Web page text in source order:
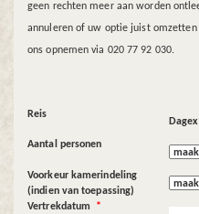
geen rechten meer aan worden
annuleren of uw optie juist
ons opnemen via 020 77 92 030.
Reis
Aantal personen
Voorkeur kamerindeling
(indien van toepassing)
Vertrekdatum *